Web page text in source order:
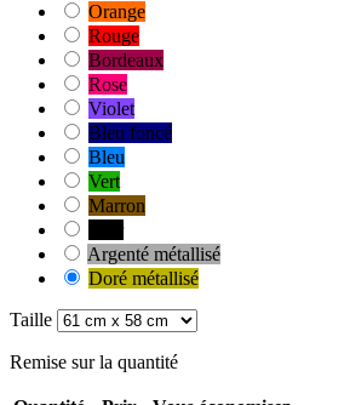
Orange
Rouge
Bordeaux
Rose
Violet
Bleu foncé
Bleu
Vert
Marron
Argenté métallisé
Doré métallisé
Taille
Remise sur la quantité